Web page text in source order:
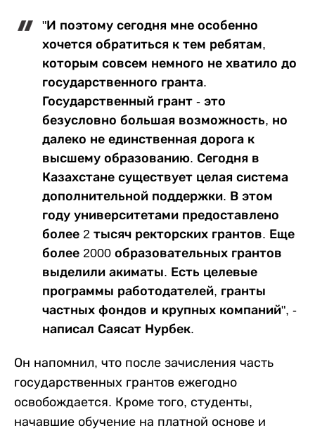
"И поэтому сегодня мне особенно
хочется обратиться к тем ребятам,
которым совсем немного не хватило до
государственного гранта.
Государственный грант - это
безусловно большая возможность, но
далеко не единственная дорога к
высшему образованию. Сегодня в
Казахстане существует целая система
дополнительной поддержки. В этом
году университетами предоставлено
более 2 тысяч ректорских грантов. Еще
более 2000 образовательных грантов
выделили акиматы. Есть целевые
программы работодателей, гранты
частных фондов и крупных компаний", -
написал Саясат Нурбек.
Он напомнил, что после зачисления часть
государственных грантов ежегодно
освобождается. Кроме того, студенты,
начавшие обучение на платной основе и